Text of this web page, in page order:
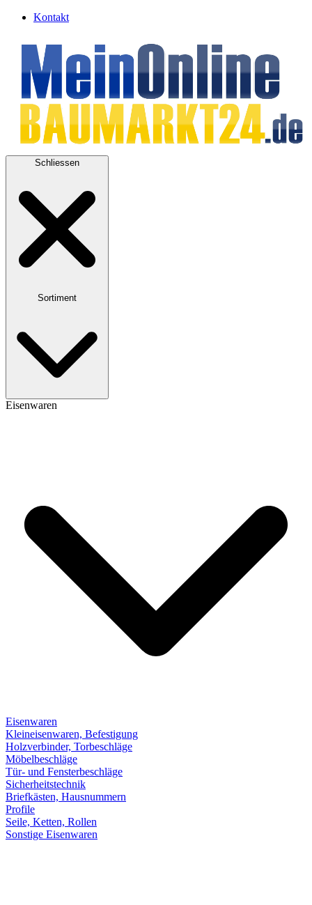
Kontakt
Schliessen
Sortiment
Eisenwaren
Eisenwaren
Kleineisenwaren, Befestigung
Holzverbinder, Torbeschläge
Möbelbeschläge
Tür- und Fensterbeschläge
Sicherheitstechnik
Briefkästen, Hausnummern
Profile
Seile, Ketten, Rollen
Sonstige Eisenwaren